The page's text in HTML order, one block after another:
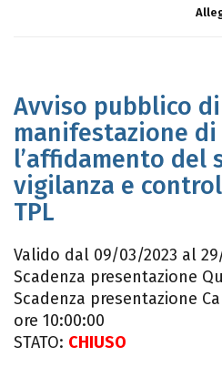
Avviso pubblico di
manifestazione
l’affidamento del
vigilanza e
TPL
Valido dal 09/03/2023 al
Scadenza presentazione
Scadenza presentazione
ore 10:00:00
STATO: CHIUSO